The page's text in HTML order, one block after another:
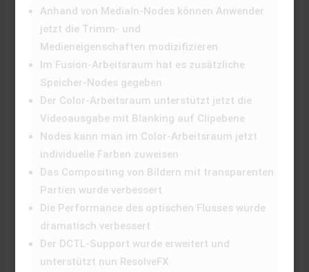
Anhand von MediaIn-Nodes können Anwender
jetzt die Trimm- und
Medieneigenschaften modizifizieren
Im Fusion-Arbeitsraum hat es zusätzliche
Speicher-Nodes gegeben
Der Color-Arbeitsraum unterstützt jetzt die
Videoausgabe mit Blanking auf Clipebene
Nodes kann man im Color-Arbeitsraum jetzt
individuelle Farben zuweisen
Das Compositing von Bildern mit transparenten
Partien wurde verbessert
Die Performance des optischen Flusses wurde
dramatisch verbessert
Der DCTL-Support wurde erweitert und
unterstützt nun ResolveFX